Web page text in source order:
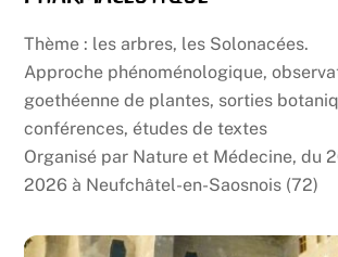
Thème : les arbres, les Solonacées.
Approche phénoménologique,
goethéenne de plantes, sorties
conférences, études de textes
Organisé par Nature et Médecine, du
2026 à Neufchâtel-en-Saosnois (72)